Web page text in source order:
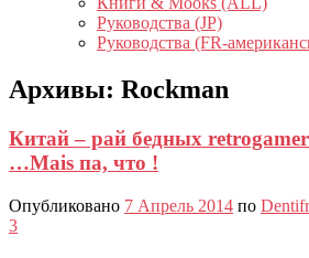
Руководства (JP)
Руководства (FR-
Архивы: Rockman
Китай – рай бедных
…Mais па, что !
Опубликовано 7 Апрель 2014 по
3